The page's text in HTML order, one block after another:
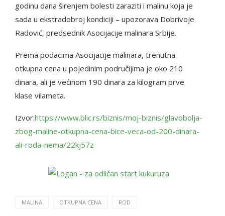
godinu dana širenjem bolesti zaraziti i malinu koja je
sada u ekstradobroj kondiciji – upozorava Dobrivoje
Radović, predsednik Asocijacije malinara Srbije.
Prema podacima Asocijacije malinara, trenutna
otkupna cena u pojedinim područijima je oko 210
dinara, ali je većinom 190 dinara za kilogram prve
klase vilameta.
Izvor:https://www.blic.rs/biznis/moj-biznis/glavobolja-
zbog-maline-otkupna-cena-bice-veca-od-200-dinara-
ali-roda-nema/22kj57z
MALINA OTKUPNA CENA ROD